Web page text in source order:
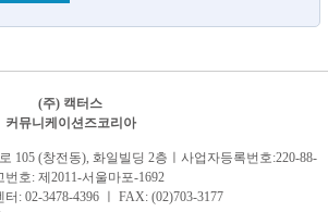
(주) 캑터스
커뮤니케이션즈코리아
105 (창전동), 화일빌딩 2층 ㅣ사업자등록번호:220-88-
호: 제2011-서울마포-1692
터: 02-3478-4396 ㅣ FAX: (02)703-3177